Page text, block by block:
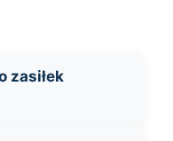
zasiłek